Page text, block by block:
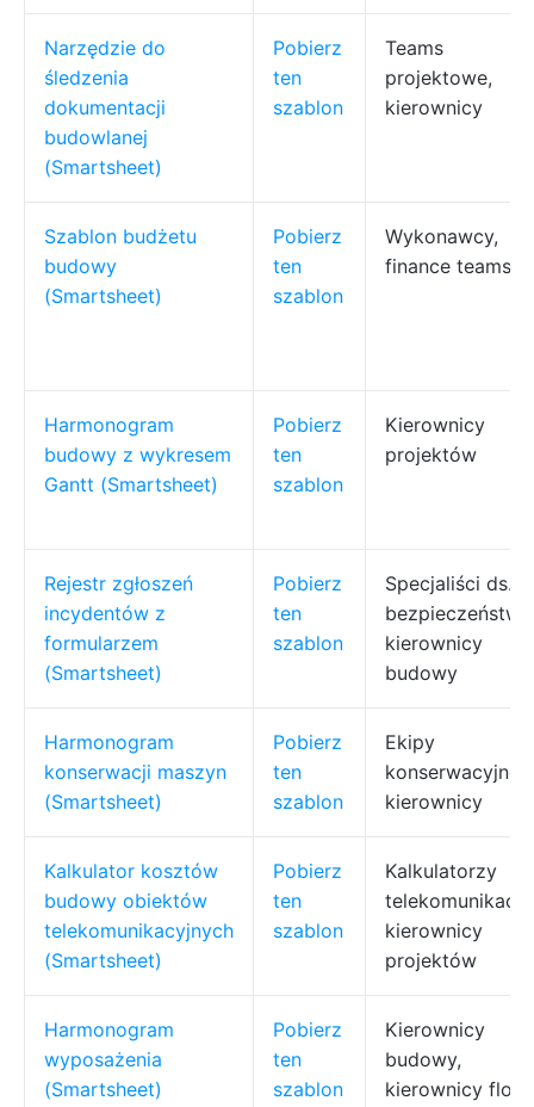
Narzędzie do
śledzenia
dokumentacji
budowlanej
(Smartsheet)
Pobierz
ten
szablon
Teams
projektowe,
kierownicy
Szablon budżetu
budowy
(Smartsheet)
Pobierz
ten
szablon
Wykonawcy,
finance teams
Harmonogram
budowy z wykresem
Gantt (Smartsheet)
Pobierz
ten
szablon
Kierownicy
projektów
Rejestr zgłoszeń
incydentów z
formularzem
(Smartsheet)
Pobierz
ten
szablon
Specjaliści ds.
kierownicy
budowy
Harmonogram
konserwacji maszyn
(Smartsheet)
Pobierz
ten
szablon
Ekipy
konserwacyjne,
kierownicy
Kalkulator kosztów
budowy obiektów
telekomunikacyjnych
(Smartsheet)
Pobierz
ten
szablon
Kalkulatorzy
kierownicy
projektów
Harmonogram
wyposażenia
(Smartsheet)
Pobierz
ten
szablon
Kierownicy
budowy,
kierownicy floty